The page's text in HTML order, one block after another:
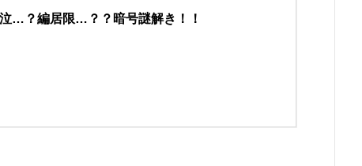
…？編居限…？？暗号謎解き！！